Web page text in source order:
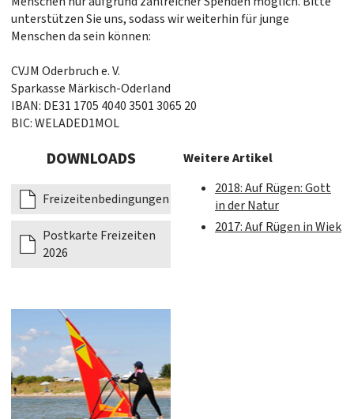
unterstützen Sie uns, sodass wir weiterhin für junge
Menschen da sein können:
CVJM Oderbruch e. V.
Sparkasse Märkisch-Oderland
IBAN: DE31 1705 4040 3501 3065 20
BIC: WELADED1MOL
DOWNLOADS
Freizeitenbedingungen
Postkarte Freizeiten
2026
Weitere Artikel
2018: Auf Rügen: Gott
in der Natur
2017: Auf Rügen in Wiek